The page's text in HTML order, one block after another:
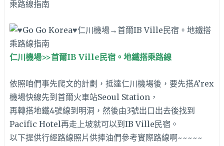
仁川機場>>首爾IB Ville民宿。地鐵搭乘路線
依照咱們事先爬文的計劃，抵達仁川機場後，要先搭A’rex
機場快線先到首爾火車站Seoul Station，
再轉搭地鐵4號線到明洞，然後由3號出口出去後找到
Pacific Hotel再走上坡就可以到IB Ville民宿。
以下提供行經路線照片供捧油們參考實際路線啊~~~~~